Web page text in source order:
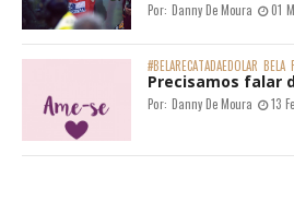
Por: Danny De Moura 01
#BELARECATADAEDOLAR BELA
Precisamos falar
Por: Danny De Moura 13